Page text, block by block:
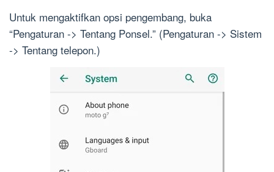
Untuk mengaktifkan opsi pengembang, buka
“Pengaturan -> Tentang Ponsel.” (Pengaturan -> Sistem
-> Tentang telepon.)